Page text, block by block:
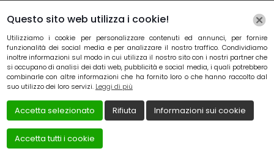
Questo sito web utilizza i cookie!
Utilizziamo i cookie per personalizzare contenuti ed annunci, per fornire
funzionalità dei social media e per analizzare il nostro traffico. Condividiamo
inoltre informazioni sul modo in cui utilizza il nostro sito con i nostri partner che
si occupano di analisi dei dati web, pubblicità e social media, i quali potrebbero
combinarle con altre informazioni che ha fornito loro o che hanno raccolto dal
suo utilizzo dei loro servizi. Leggi di più
Accetta selezionato Rifiuta Informazioni sui cookie
Accetta tutti i cookie